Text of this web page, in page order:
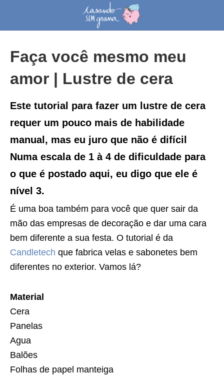
Faça você mesmo meu
amor | Lustre de cera
Este tutorial para fazer um lustre de cera
requer um pouco mais de habilidade
manual, mas eu juro que não é difícil
Numa escala de 1 à 4 de dificuldade para
o que é postado aqui, eu digo que ele é
nível 3.
É uma boa também para você que quer sair da
mão das empresas de decoração e dar uma cara
bem diferente a sua festa. O tutorial é da
Candletech que fabrica velas e sabonetes bem
diferentes no exterior. Vamos lá?
Material
Cera
Panelas
Agua
Balões
Folhas de papel manteiga